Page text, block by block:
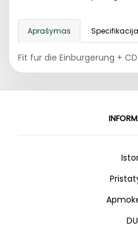
Aprašymas Specifikacija
Fit fur die Einburgerung +